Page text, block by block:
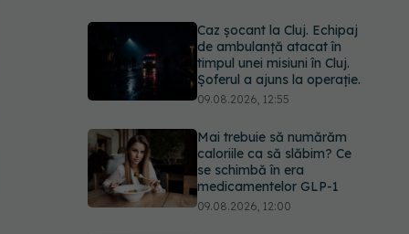
Caz șocant la Cluj. Echipaj
de ambulanță atacat în
timpul unei misiuni în Cluj.
Șoferul a ajuns la operație.
09.08.2026, 12:55
Mai trebuie să numărăm
caloriile ca să slăbim? Ce
se schimbă în era
medicamentelor GLP-1
09.08.2026, 12:00